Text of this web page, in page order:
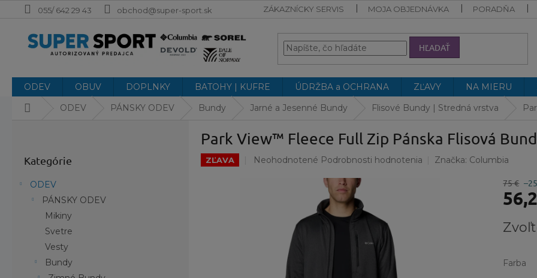
055/ 642 29 43 obchod@super-sport.sk ZÁKAZNÍCKY SERVIS MOJA OBJEDNÁVKA PORADŇA
HĽADAŤ
ODEV OBUV DOPLNKY BATOHY | KUFRE ÚDRŽBA a OCHRANA ZĽAVY NA MIERU
DomovODEV PÁNSKY ODEV Bundy Jarné a Jesenné Bundy Flisové Bundy | Stredná vrstva
kategórie
Kategórie
ODEV
PÁNSKY ODEV
Mikiny
Svetre
Vesty
Bundy
Park View™ Fleece Full Zip Pánska Flisová
ZĽAVA
Priemerné
hviezdičiek.
Neohodnotené Podrobnosti hodnotenia Značka: Columbia
75 €
cena:
Farba